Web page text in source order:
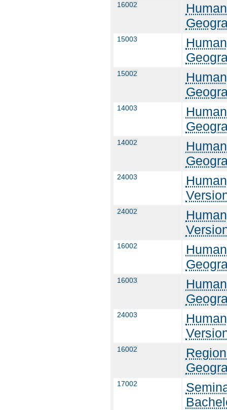
16002
15003
15002
14003
14002
24003
24002
16002
16003
24003
16002
17002